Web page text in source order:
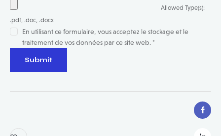
Allowed Type(s):
.pdf, .doc, .docx
En utilisant ce formulaire, vous acceptez le stockage et le
traitement de vos données par ce site web. *